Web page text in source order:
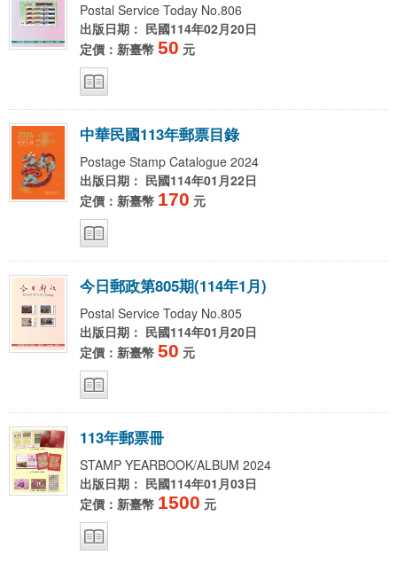
Postal Service Today No.806
出版日期： 民國114年02月20日
定價：新臺幣 50 元
中華民國113年郵票目錄
Postage Stamp Catalogue 2024
出版日期： 民國114年01月22日
定價：新臺幣 170 元
今日郵政第805期(114年1月)
Postal Service Today No.805
出版日期： 民國114年01月20日
定價：新臺幣 50 元
113年郵票冊
STAMP YEARBOOK/ALBUM 2024
出版日期： 民國114年01月03日
定價：新臺幣 1500 元